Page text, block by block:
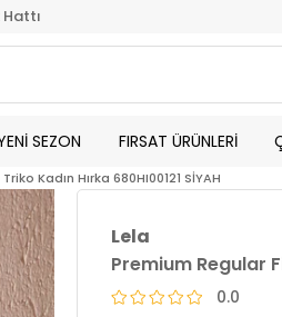
SEZON FIRSAT ÜRÜNLERİ
Kadın Hırka 680HI00121 SİYAH
Lela
Premium Regular
0.0